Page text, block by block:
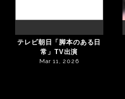
テレビ朝日「脚本のある日
常」TV出演
Mar 11, 2026